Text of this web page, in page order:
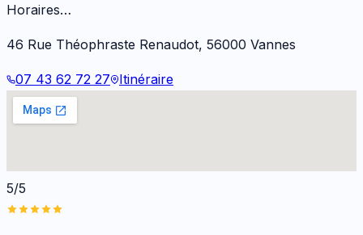
Horaires…
46 Rue Théophraste Renaudot, 56000 Vannes
07 43 62 72 27 Itinéraire
5/5